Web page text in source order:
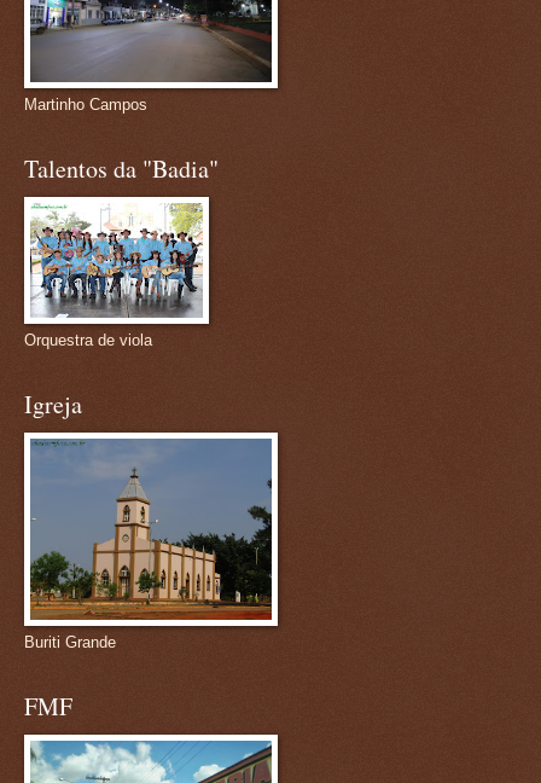
Martinho Campos
Talentos da "Badia"
Orquestra de viola
Igreja
Buriti Grande
FMF